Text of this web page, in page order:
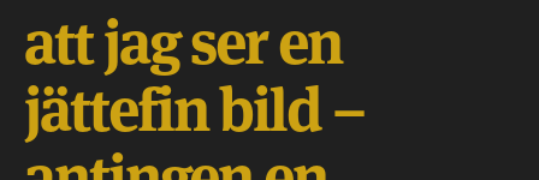
att jag ser en
jättefin bild –